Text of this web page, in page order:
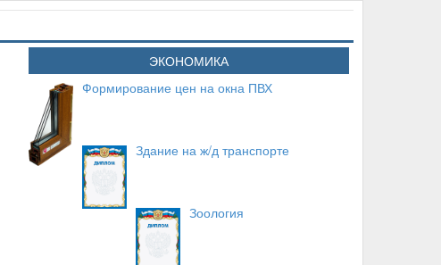
ЭКОНОМИКА
Формирование цен на окна ПВХ
Здание на ж/д транспорте
Зоология